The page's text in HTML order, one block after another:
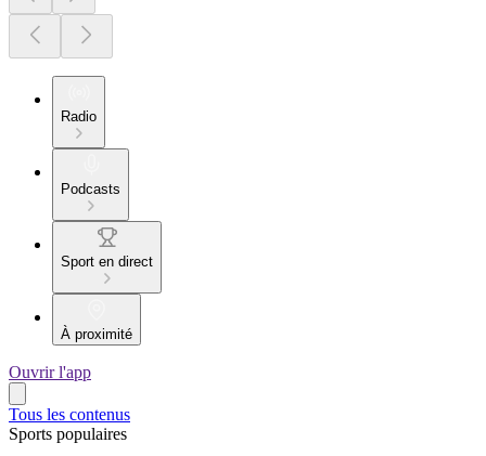
Radio
Podcasts
Sport en direct
À proximité
Ouvrir l'app
Tous les contenus
Sports populaires